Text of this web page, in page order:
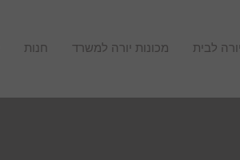
לבית מכונות יורה למשרד חנות